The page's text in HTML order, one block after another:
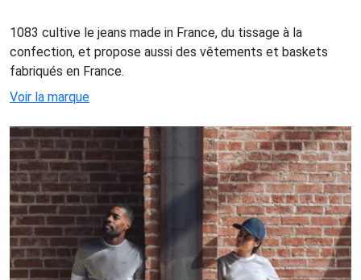
1083 cultive le jeans made in France, du tissage à la
confection, et propose aussi des vêtements et baskets
fabriqués en France.
Voir la marque